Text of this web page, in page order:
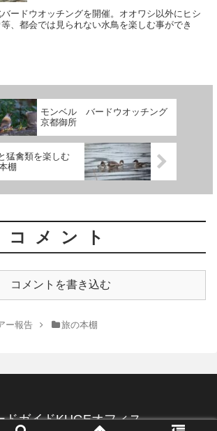
ードウオッチングを開催。オオワシ以外にヒシ
、都会では見られない水鳥を楽しむ事ができ
モンベル バードウオッチング
京都御所
猛禽類を楽しむ
棚
コメント
コメントを書き込む
ー報告 旅の本棚
ドガイドKUGEオフィス